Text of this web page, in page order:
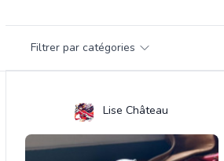
Filtrer par catégories
Lise Château